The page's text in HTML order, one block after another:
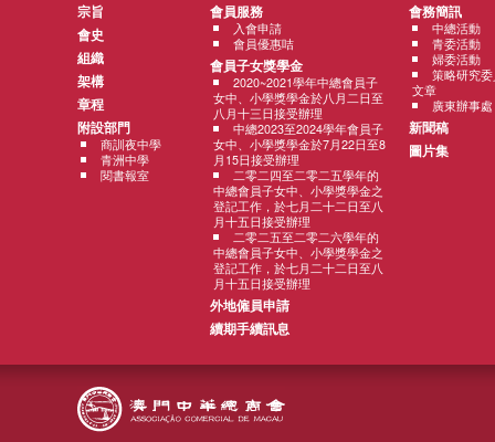
宗旨
會史
組織
架構
章程
附設部門
商訓夜中學
青洲中學
閱書報室
會員服務
入會申請
會員優惠咭
會員子女獎學金
2020~2021學年中總會員子
女中、小學獎學金於八月二日至
八月十三日接受辦理
中總2023至2024學年會員子
女中、小學獎學金於7月22日至8
月15日接受辦理
二零二四至二零二五學年的
中總會員子女中、小學獎學金之
登記工作，於七月二十二日至八
月十五日接受辦理
二零二五至二零二六學年的
中總會員子女中、小學獎學金之
登記工作，於七月二十二日至八
月十五日接受辦理
外地僱員申請
續期手續訊息
會務簡訊
中總活動
青委活動
婦委活動
策略研究
文章
廣東辦事處
新聞稿
圖片集